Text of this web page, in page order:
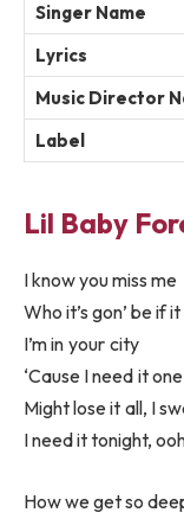
Singer Name
Lyrics
Music Director
Label
Lil Baby
I know you miss me
Who it’s gon’ be if
I’m in your city
‘Cause I need it
Might lose it all, I
I need it tonight,
How we get so